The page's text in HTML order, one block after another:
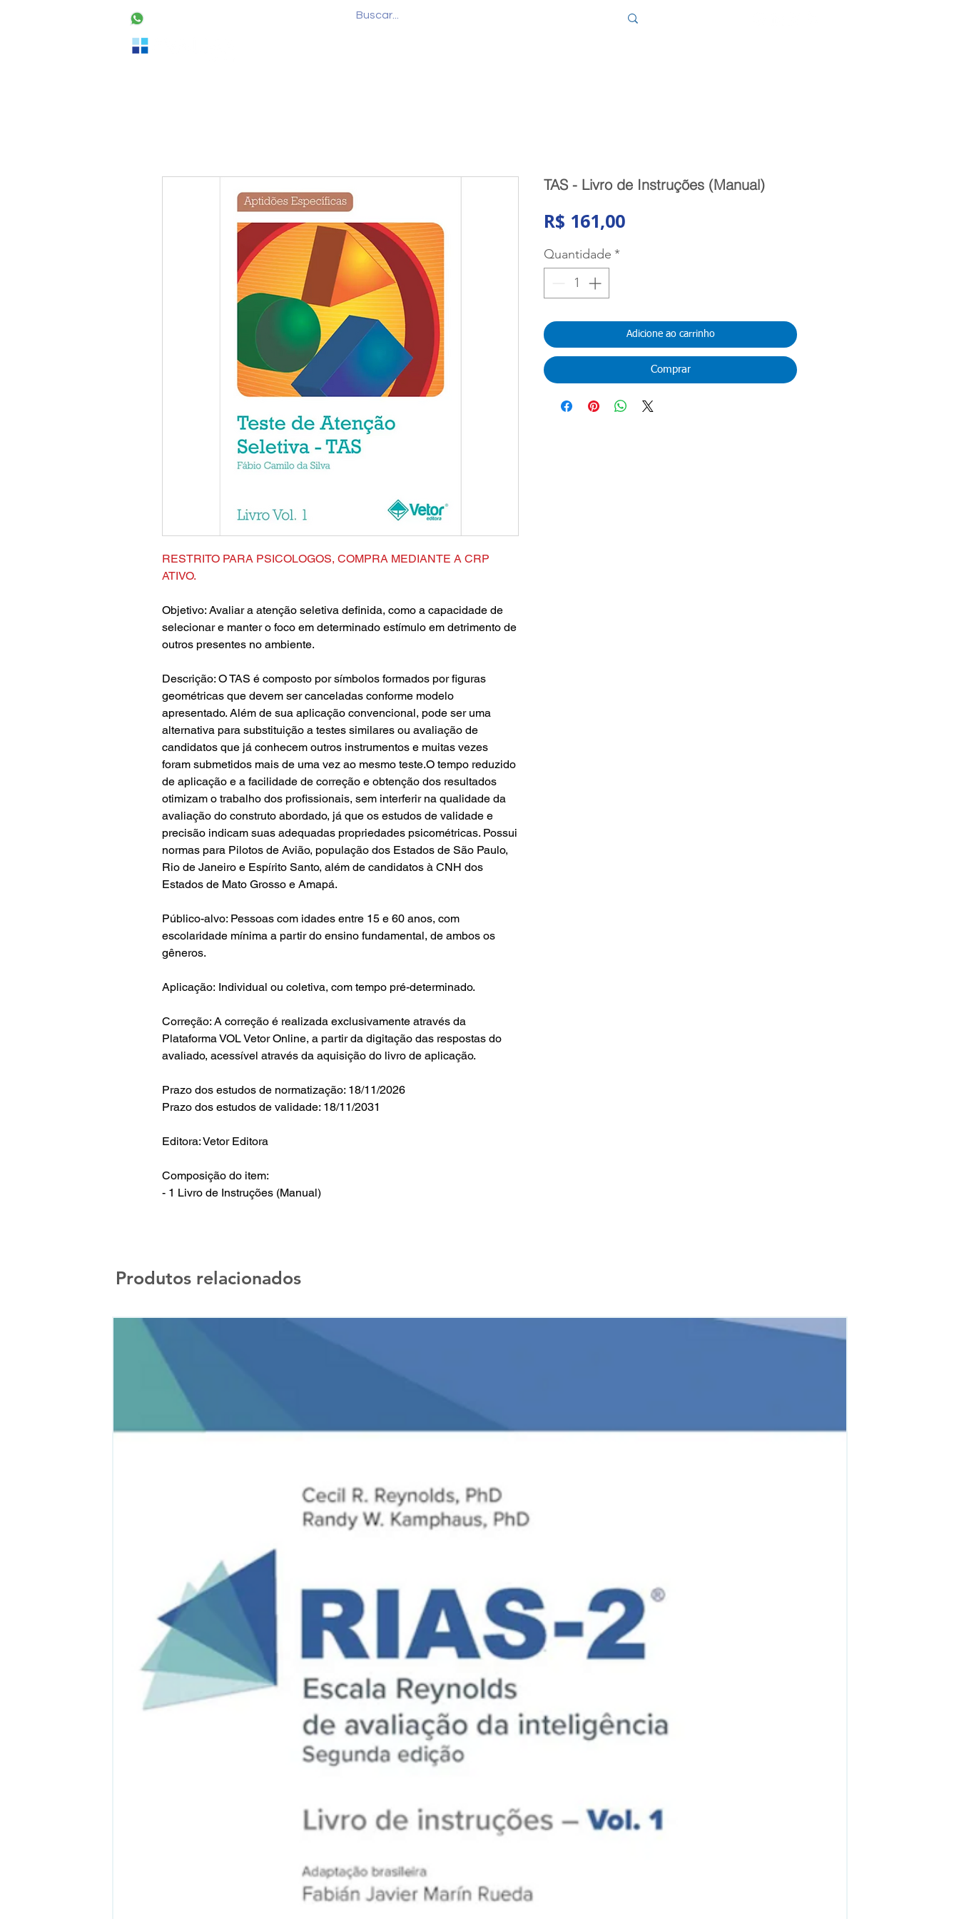
RESTRITO PARA PSICOLOGOS, COMPRA MEDIANTE A CRP
ATIVO.
Objetivo: Avaliar a atenção seletiva definida, como a capacidade de
selecionar e manter o foco em determinado estímulo em detrimento de
outros presentes no ambiente.
Descrição: O TAS é composto por símbolos formados por figuras
geométricas que devem ser canceladas conforme modelo
apresentado. Além de sua aplicação convencional, pode ser uma
alternativa para substituição a testes similares ou avaliação de
candidatos que já conhecem outros instrumentos e muitas vezes
foram submetidos mais de uma vez ao mesmo teste.O tempo reduzido
de aplicação e a facilidade de correção e obtenção dos resultados
otimizam o trabalho dos profissionais, sem interferir na qualidade da
avaliação do construto abordado, já que os estudos de validade e
precisão indicam suas adequadas propriedades psicométricas. Possui
normas para Pilotos de Avião, população dos Estados de São Paulo,
Rio de Janeiro e Espírito Santo, além de candidatos à CNH dos
Estados de Mato Grosso e Amapá.
Público-alvo: Pessoas com idades entre 15 e 60 anos, com
escolaridade mínima a partir do ensino fundamental, de ambos os
gêneros.
Aplicação: Individual ou coletiva, com tempo pré-determinado.
Correção: A correção é realizada exclusivamente através da
Plataforma VOL Vetor Online, a partir da digitação das respostas do
avaliado, acessível através da aquisição do livro de aplicação.
Prazo dos estudos de normatização: 18/11/2026
Prazo dos estudos de validade: 18/11/2031
Editora: Vetor Editora
Composição do item:
- 1 Livro de Instruções (Manual)
TAS - Livro de Instruções (Manual)
R$ 161,00Preço
Quantidade *
Adicione ao carrinho
Comprar
Produtos relacionados